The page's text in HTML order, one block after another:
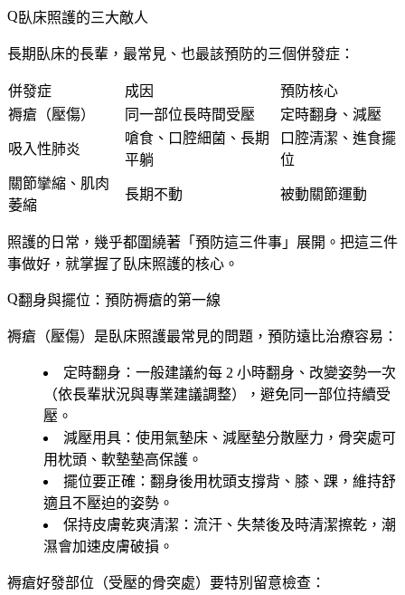
臥床照護的三大敵人
長期臥床的長輩，最常見、也最該預防的三個併發症：
併發症 成因
預防核心
褥瘡（壓傷）
同一部位長時間受壓 定時翻身、減壓
吸入性肺炎
嗆食、口腔細菌、長期
平躺
口腔清潔、進食擺
位
關節攣縮、肌肉
萎縮
長期不動 被動關節運動
照護的日常，幾乎都圍繞著「預防這三件事」展開。把這三件
事做好，就掌握了臥床照護的核心。
翻身與擺位：預防褥瘡的第一線
褥瘡（壓傷）是臥床照護最常見的問題，預防遠比治療容易：
定時翻身 ：一般建議約每 2 小時翻身、改變姿勢一次
（依長輩狀況與專業建議調整），避免同一部位持續受
壓。
減壓用具 ：使用氣墊床、減壓墊分散壓力，骨突處可
用枕頭、軟墊墊高保護。
擺位要正確 ：翻身後用枕頭支撐背、膝、踝，維持舒
適且不壓迫的姿勢。
保持皮膚乾爽清潔 ：流汗、失禁後及時清潔擦乾，潮
濕會加速皮膚破損。
褥瘡好發部位（受壓的骨突處）要特別留意檢查：